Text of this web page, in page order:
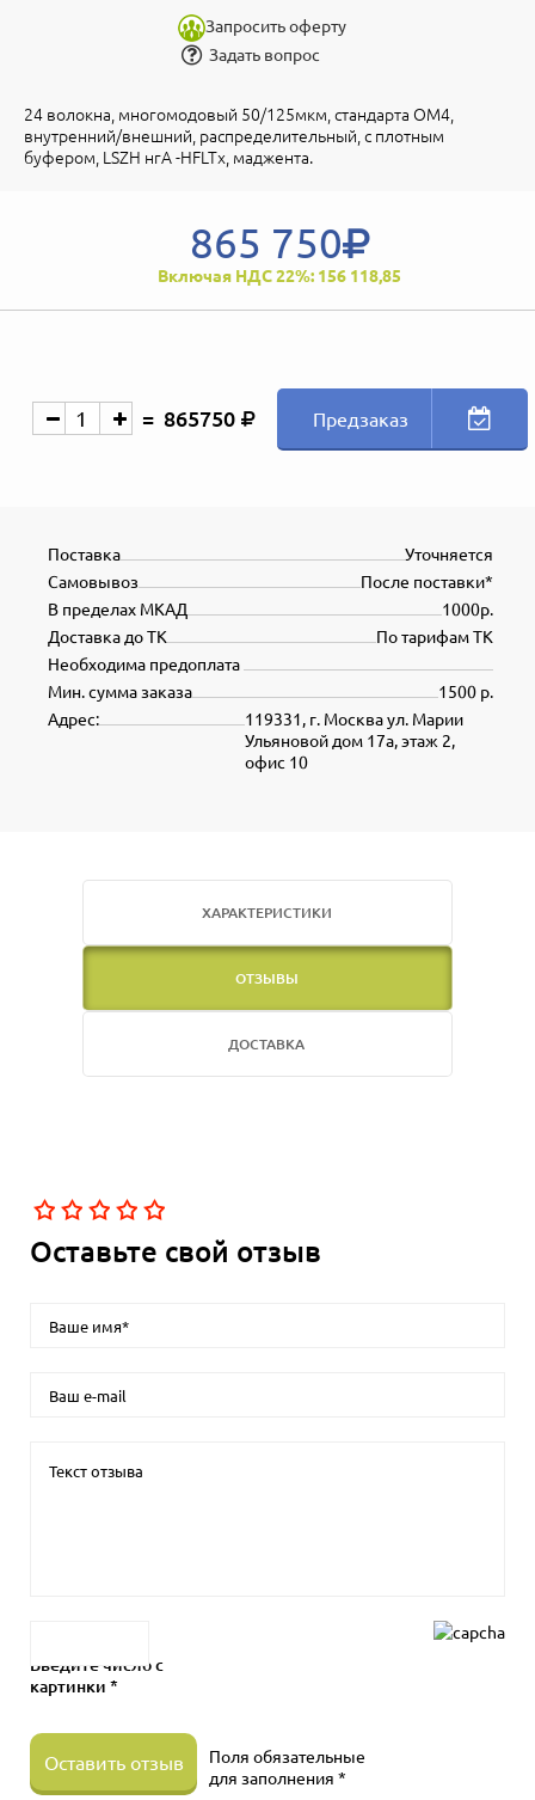
Запросить оферту
Задать вопрос
24 волокна, многомодовый 50/125мкм, стандарта ОМ4,
внутренний/внешний, распределительный, с плотным
буфером, LSZH нгA -HFLTx, маджента.
865 750
Включая НДС 22%: 156 118,85
865750 Предзаказ
Уточняется
Поставка
После поставки*
Самовывоз
1000р.
В пределах МКАД
По тарифам ТК
Доставка до ТК
Необходима предоплата
1500 р.
Мин. сумма заказа
119331, г. Москва ул. Марии
Ульяновой дом 17а, этаж 2,
офис 10
Адрес:
ХАРАКТЕРИСТИКИ
ОТЗЫВЫ
ДОСТАВКА
Оставьте свой отзыв
Введите число с
картинки *
Оставить отзыв
Поля обязательные
для заполнения *